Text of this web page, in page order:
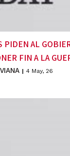
PIDEN AL
FIN A LA
| 4 May, 26